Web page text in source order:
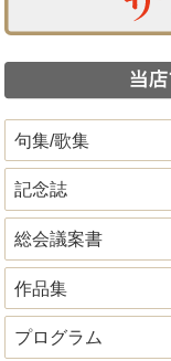
句集/歌集
記念誌
総会議案書
作品集
プログラム